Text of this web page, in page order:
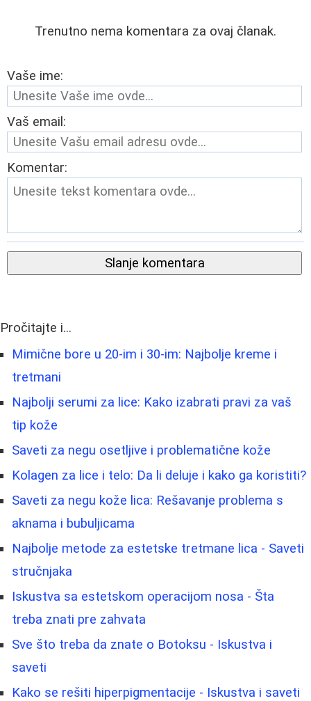
Trenutno nema komentara za ovaj članak.
Vaše ime:
Vaš email:
Komentar:
Slanje komentara
Pročitajte i...
Mimične bore u 20-im i 30-im: Najbolje kreme i
tretmani
Najbolji serumi za lice: Kako izabrati pravi za vaš
tip kože
Saveti za negu osetljive i problematične kože
Kolagen za lice i telo: Da li deluje i kako ga koristiti?
Saveti za negu kože lica: Rešavanje problema s
aknama i bubuljicama
Najbolje metode za estetske tretmane lica - Saveti
stručnjaka
Iskustva sa estetskom operacijom nosa - Šta
treba znati pre zahvata
Sve što treba da znate o Botoksu - Iskustva i
saveti
Kako se rešiti hiperpigmentacije - Iskustva i saveti